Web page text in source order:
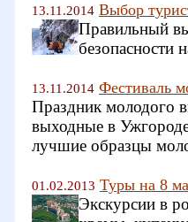
13.11.2014 Выбор
Правильный
безопасности
13.11.2014 Фестиваль
Праздник молодого
выходные в
лучшие образцы
01.02.2013 Туры на 8
Экскурсии в